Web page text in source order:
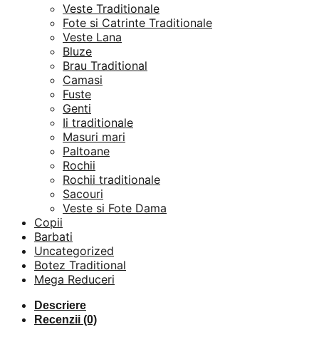
Veste Traditionale
Fote si Catrinte Traditionale
Veste Lana
Bluze
Brau Traditional
Camasi
Fuste
Genti
Ii traditionale
Masuri mari
Paltoane
Rochii
Rochii traditionale
Sacouri
Veste si Fote Dama
Copii
Barbati
Uncategorized
Botez Traditional
Mega Reduceri
Descriere
Recenzii (0)